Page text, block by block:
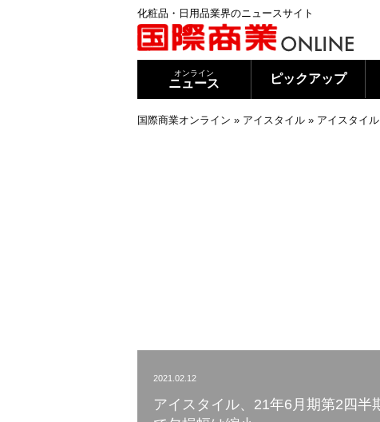
化粧品・日用品業界のニュースサイト
オンライン
ニュース ピックアップ
国際商業オンライン » アイスタイル » アイスタイ
2021.02.12
アイスタイル、21年6月期第2四半